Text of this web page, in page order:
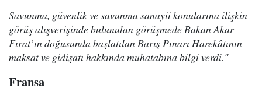
Savunma, güvenlik ve savunma sanayii konularına ilişkin
görüş alışverişinde bulunulan görüşmede Bakan Akar
Fırat’ın doğusunda başlatılan Barış Pınarı Harekâtının
maksat ve gidişatı hakkında muhatabına bilgi verdi."
Fransa